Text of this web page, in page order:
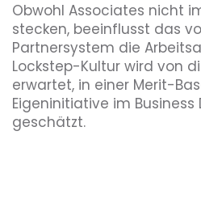
Obwohl Associates nicht
stecken, beeinflusst das
Partnersystem die
Lockstep-Kultur wird von
erwartet, in einer Merit-
Eigeninitiative im
geschätzt.